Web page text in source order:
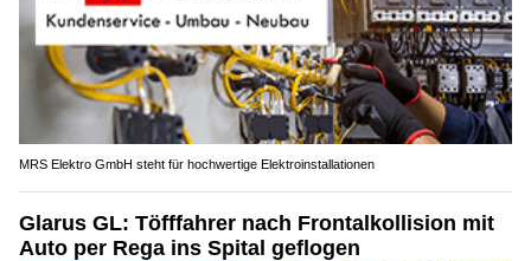
MRS Elektro GmbH steht für hochwertige Elektroinstallationen
Glarus GL: Töfffahrer nach Frontalkollision mit
Auto per Rega ins Spital geflogen